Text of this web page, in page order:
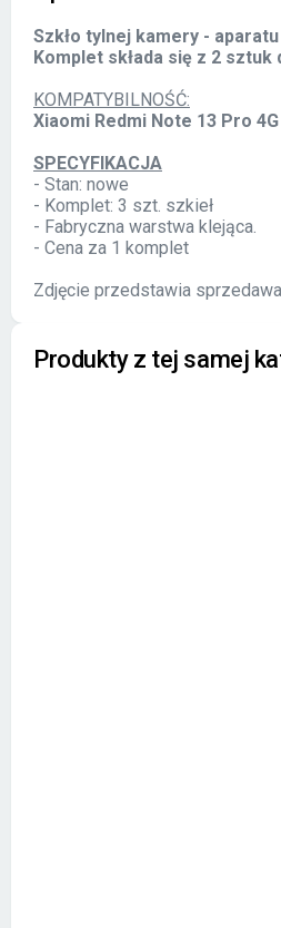
Szkło tylnej kamery -
Komplet składa się z 2
KOMPATYBILNOŚĆ:
Xiaomi Redmi Note 13 Pro 4G
SPECYFIKACJA
- Stan: nowe
- Komplet: 3 szt. szkieł
- Fabryczna warstwa klejąca.
- Cena za 1 komplet
Zdjęcie przedstawia
Produkty z tej samej